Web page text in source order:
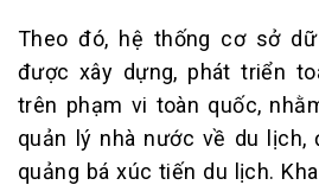
Theo đó, hệ thống cơ sở
được xây dựng, phát triển
trên phạm vi toàn quốc,
quản lý nhà nước về du lịch,
quảng bá xúc tiến du lịch.